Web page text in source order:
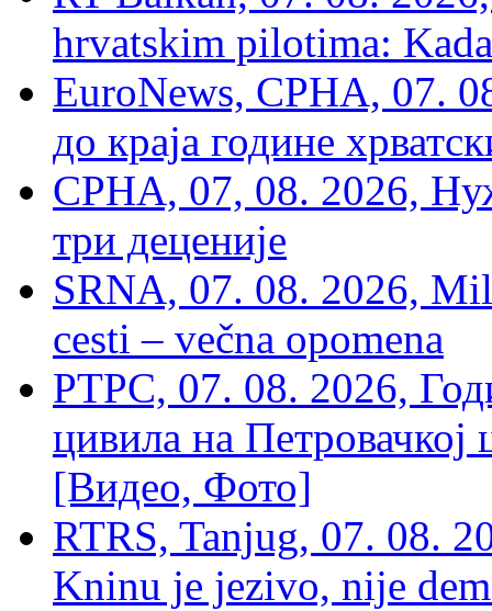
hrvatskim pilotima:
EuroNews, СРНА, 07.
до краја године
СРНА, 07, 08. 2026,
три деценије
SRNA, 07. 08. 2026,
cesti – večna opomena
РТРС, 07. 08. 2026,
цивила на Петровачкој
[Видео, Фото]
RTRS, Tanjug, 07. 08.
Kninu je jezivo, nije